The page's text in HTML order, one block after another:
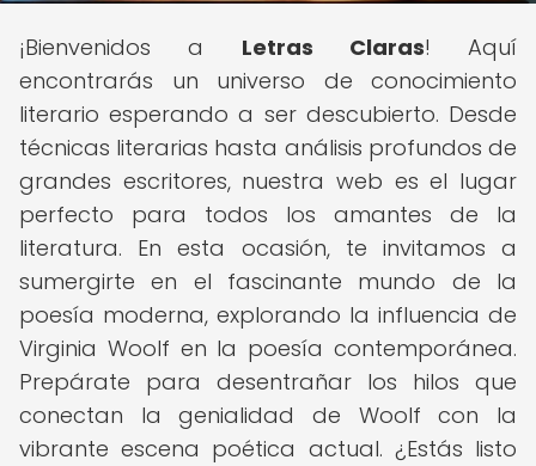
¡Bienvenidos a Letras Claras! Aquí
encontrarás un universo de conocimiento
literario esperando a ser descubierto. Desde
técnicas literarias hasta análisis profundos de
grandes escritores, nuestra web es el lugar
perfecto para todos los amantes de la
literatura. En esta ocasión, te invitamos a
sumergirte en el fascinante mundo de la
poesía moderna, explorando la influencia de
Virginia Woolf en la poesía contemporánea.
Prepárate para desentrañar los hilos que
conectan la genialidad de Woolf con la
vibrante escena poética actual. ¿Estás listo